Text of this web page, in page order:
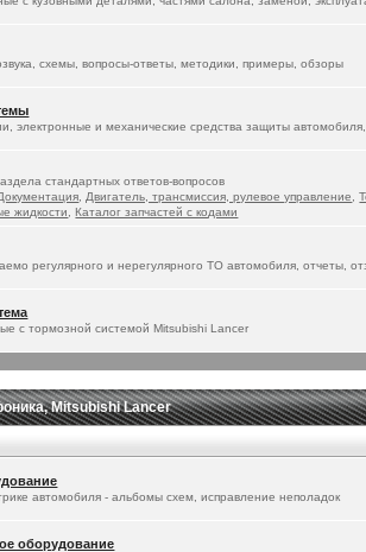
схемы, вопросы-ответы, методики, примеры, обзоры
электронные и механические средства защиты
стандартных ответов-вопросов
Двигатель, трансмиссия, рулевое управление ,
жидкости
,Каталог запчастей с кодами
регулярного и нерегулярного ТО автомобиля, отчеты,
с тормозной системой Mitsubishi Lancer
Mitsubishi Lancer
автомобиля - альбомы схем, исправление неполадок
оборудование